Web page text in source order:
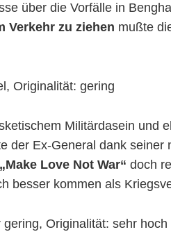
über die Vorfälle in
Verkehr zu ziehen mußte
Originalität: gering
Militärdasein und
der Ex-General dank seiner
„Make Love Not War“ doch
besser kommen als
Originalität: sehr hoch